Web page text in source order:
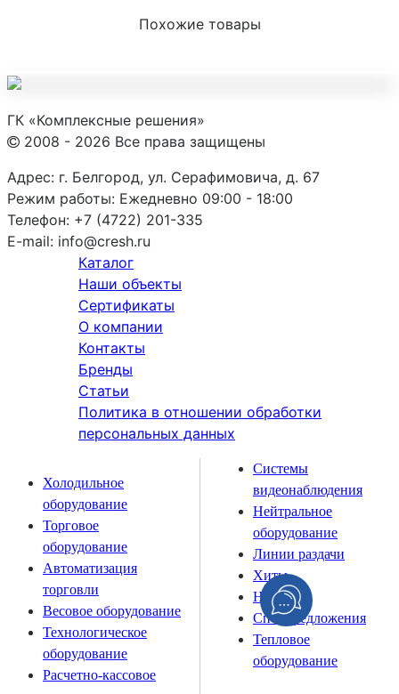
Похожие товары
ГК «Комплексные решения»
2008 - 2026 Все права защищены
Адрес: г. Белгород, ул. Серафимовича, д. 67
Режим работы: Ежедневно 09:00 - 18:00
Телефон: +7 (4722) 201-335
E-mail: info@cresh.ru
Каталог
Наши объекты
Сертификаты
О компании
Контакты
Бренды
Статьи
Политика в отношении обработки
персональных данных
Холодильное
оборудование
Торговое
оборудование
Автоматизация
торговли
Весовое оборудование
Технологическое
оборудование
Расчетно-кассовое
Системы
видеонаблюдения
Нейтральное
оборудование
Линии раздачи
Хиты
Новинки
Спецпредложения
Тепловое
оборудование